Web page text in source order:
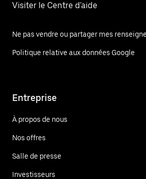
Visiter le Centre d'aide
Ne pas vendre ou partager mes
Politique relative aux données Google
Entreprise
À propos de nous
Nos offres
Salle de presse
Investisseurs